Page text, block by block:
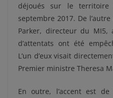
déjoués sur le
septembre 2017. De
Parker, directeur du
d’attentats ont été
L’un d’eux visait
Premier ministre Theresa
En outre, l’accent est